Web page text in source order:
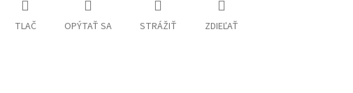
TLAČ OPÝTAŤ SA STRÁŽIŤ ZDIEĽAŤ